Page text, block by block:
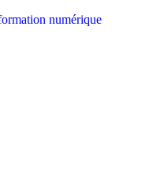
numérique